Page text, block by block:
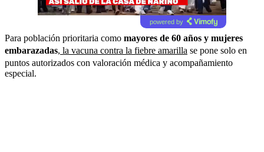
powered by
Para población prioritaria como mayores de 60 años y mujeres
embarazadas, la vacuna contra la fiebre amarilla se pone solo en
puntos autorizados con valoración médica y acompañamiento
especial.